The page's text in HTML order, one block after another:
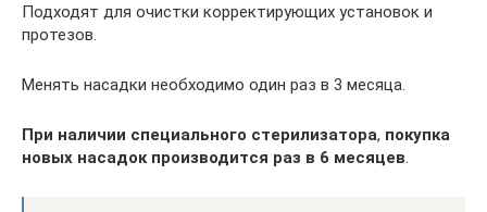
Подходят для очистки корректирующих установок и
протезов.
Менять насадки необходимо один раз в 3 месяца.
При наличии специального стерилизатора, покупка
новых насадок производится раз в 6 месяцев